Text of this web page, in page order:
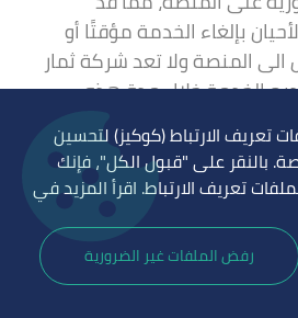
بإلغاء الخدمة مؤقتًا أو
المنصة ولا تعد شركة ثمار
الخدمة خلال مدة هذه
ثمار المساعي المعقولة
في أقرب وقت.
الاجتذاب
إبرام أي اتفاق تمويل مع
تعريف الارتباط (كوكيز) لتحسين
بالنقر على "قبول الكل"، فإنك
تعريف الارتباط. اقرأ المزيد في
رفض الملفات غير الضرورية